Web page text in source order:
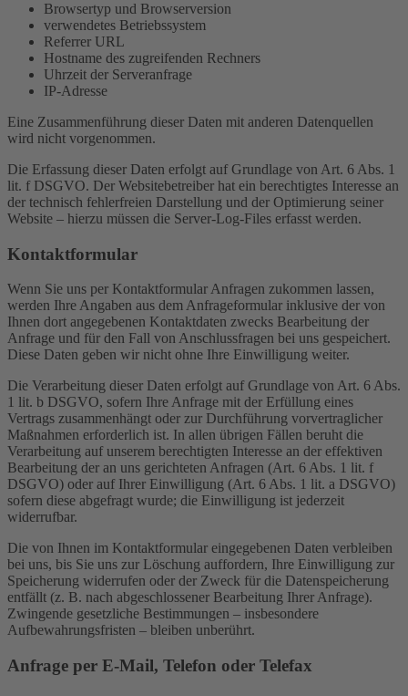
Browsertyp und Browserversion
verwendetes Betriebssystem
Referrer URL
Hostname des zugreifenden Rechners
Uhrzeit der Serveranfrage
IP-Adresse
Eine Zusammenführung dieser Daten mit anderen Datenquellen
wird nicht vorgenommen.
Die Erfassung dieser Daten erfolgt auf Grundlage von Art. 6 Abs. 1
lit. f DSGVO. Der Websitebetreiber hat ein berechtigtes Interesse an
der technisch fehlerfreien Darstellung und der Optimierung seiner
Website – hierzu müssen die Server-Log-Files erfasst werden.
Kontaktformular
Wenn Sie uns per Kontaktformular Anfragen zukommen lassen,
werden Ihre Angaben aus dem Anfrageformular inklusive der von
Ihnen dort angegebenen Kontaktdaten zwecks Bearbeitung der
Anfrage und für den Fall von Anschlussfragen bei uns gespeichert.
Diese Daten geben wir nicht ohne Ihre Einwilligung weiter.
Die Verarbeitung dieser Daten erfolgt auf Grundlage von Art. 6 Abs.
1 lit. b DSGVO, sofern Ihre Anfrage mit der Erfüllung eines
Vertrags zusammenhängt oder zur Durchführung vorvertraglicher
Maßnahmen erforderlich ist. In allen übrigen Fällen beruht die
Verarbeitung auf unserem berechtigten Interesse an der effektiven
Bearbeitung der an uns gerichteten Anfragen (Art. 6 Abs. 1 lit. f
DSGVO) oder auf Ihrer Einwilligung (Art. 6 Abs. 1 lit. a DSGVO)
sofern diese abgefragt wurde; die Einwilligung ist jederzeit
widerrufbar.
Die von Ihnen im Kontaktformular eingegebenen Daten verbleiben
bei uns, bis Sie uns zur Löschung auffordern, Ihre Einwilligung zur
Speicherung widerrufen oder der Zweck für die Datenspeicherung
entfällt (z. B. nach abgeschlossener Bearbeitung Ihrer Anfrage).
Zwingende gesetzliche Bestimmungen – insbesondere
Aufbewahrungsfristen – bleiben unberührt.
Anfrage per E-Mail, Telefon oder Telefax